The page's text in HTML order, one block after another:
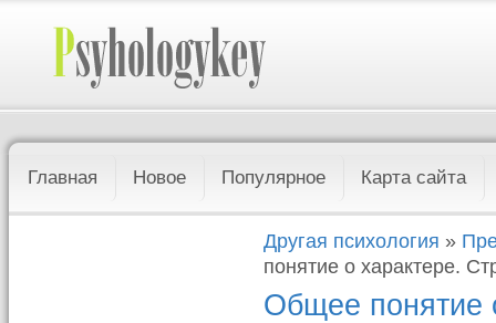
Главная Новое Популярное Карта сайта
Другая психология »
понятие о характере.
Общее понятие